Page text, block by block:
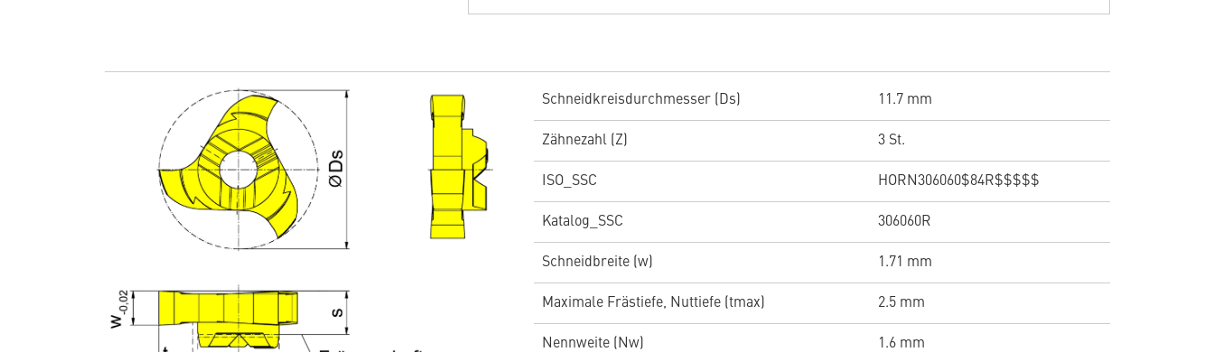
Schneidkreisdurchmesser (Ds) 11.7 mm
Zähnezahl (Z) 3 St.
ISO_SSC HORN306060$84R$$$$$
Katalog_SSC 306060R
Schneidbreite (w) 1.71 mm
Maximale Frästiefe, Nuttiefe (tmax) 2.5 mm
Nennweite (Nw) 1.6 mm